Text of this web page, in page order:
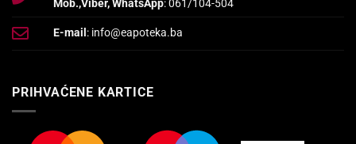
Mob.,Viber, WhatsApp: 061/104-504
E-mail : info@eapoteka.ba
PRIHVAĆENE KARTICE